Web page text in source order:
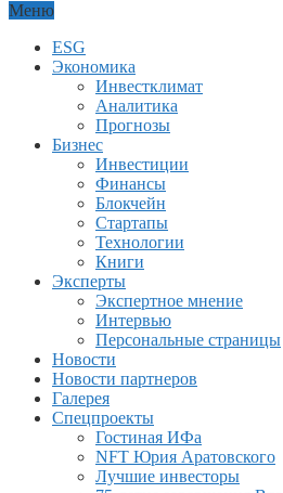
Меню
ESG
Экономика
Инвестклимат
Аналитика
Прогнозы
Бизнес
Инвестиции
Финансы
Блокчейн
Стартапы
Технологии
Книги
Эксперты
Экспертное мнение
Интервью
Персональные страницы
Новости
Новости партнеров
Галерея
Спецпроекты
Гостиная ИФа
NFT Юрия Аратовского
Лучшие инвесторы